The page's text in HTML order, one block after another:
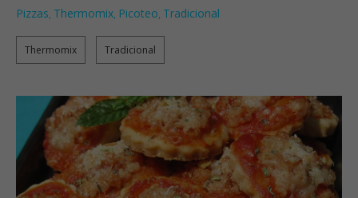
Pizzas, Thermomix, Picoteo, Tradicional
Thermomix Tradicional